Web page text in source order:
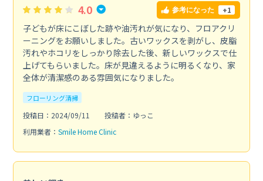
4.0 参考になった +1
子どもが床にこぼした跡や油汚れが気になり、フロアクリ
ーニングをお願いしました。古いワックスを剥がし、皮脂
汚れやホコリをしっかり除去した後、新しいワックスで仕
上げてもらいました。床が見違えるように明るくなり、家
全体が清潔感のある雰囲気になりました。
フローリング清掃
投稿日：2024/09/11
投稿者：ゆっこ
利用業者： Smile Home Clinic